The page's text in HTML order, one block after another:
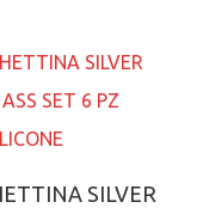
al carrello
SILVER